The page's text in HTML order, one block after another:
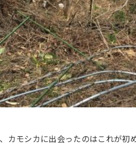
カモシカに出会ったのはこれが初